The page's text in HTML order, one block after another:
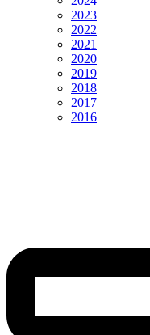
2023
2022
2021
2020
2019
2018
2017
2016